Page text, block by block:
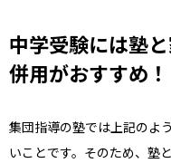
中学受験には塾
併用がおすすめ！
集団指導の塾では上記のよ
いことです。そのため、塾